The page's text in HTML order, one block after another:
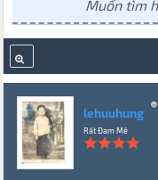
Muốn tìm
lehuuhung
Rất Đam Mê